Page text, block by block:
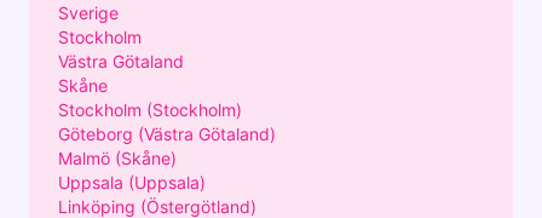
Sverige
Stockholm
Västra Götaland
Skåne
Stockholm (Stockholm)
Göteborg (Västra Götaland)
Malmö (Skåne)
Uppsala (Uppsala)
Linköping (Östergötland)